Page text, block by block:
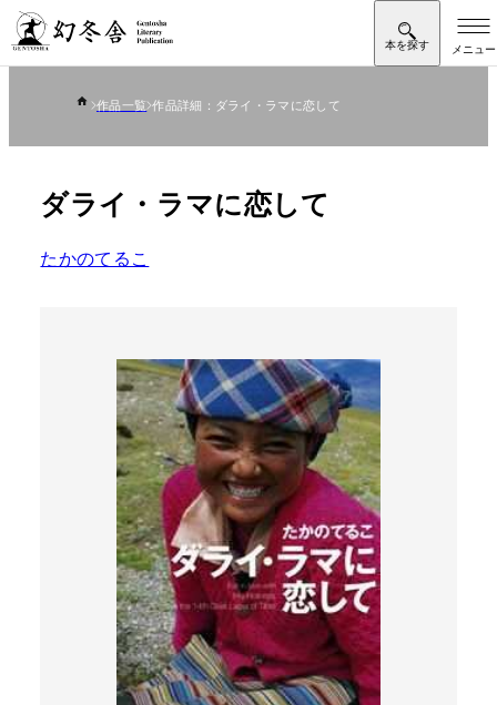
作品一覧 作品詳細：ダライ・ラマに恋して
ダライ・ラマに恋して
たかのてるこ